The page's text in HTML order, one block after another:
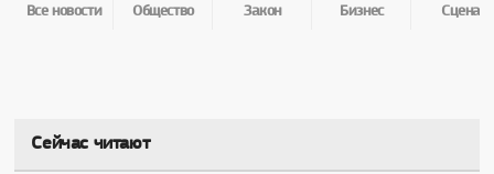
Все новости Общество Закон Бизнес Сцена
Сейчас читают